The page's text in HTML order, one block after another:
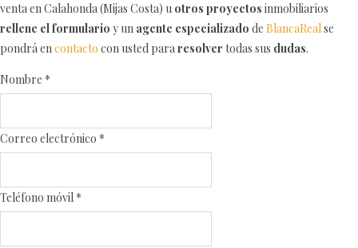
venta en Calahonda (Mijas Costa) u otros proyectos inmobiliarios
rellene el formulario y un agente especializado de BlancaRealse
pondrá encontacto con usted pararesolver todas sus dudas.
Nombre *
Correo electrónico *
Teléfono móvil *